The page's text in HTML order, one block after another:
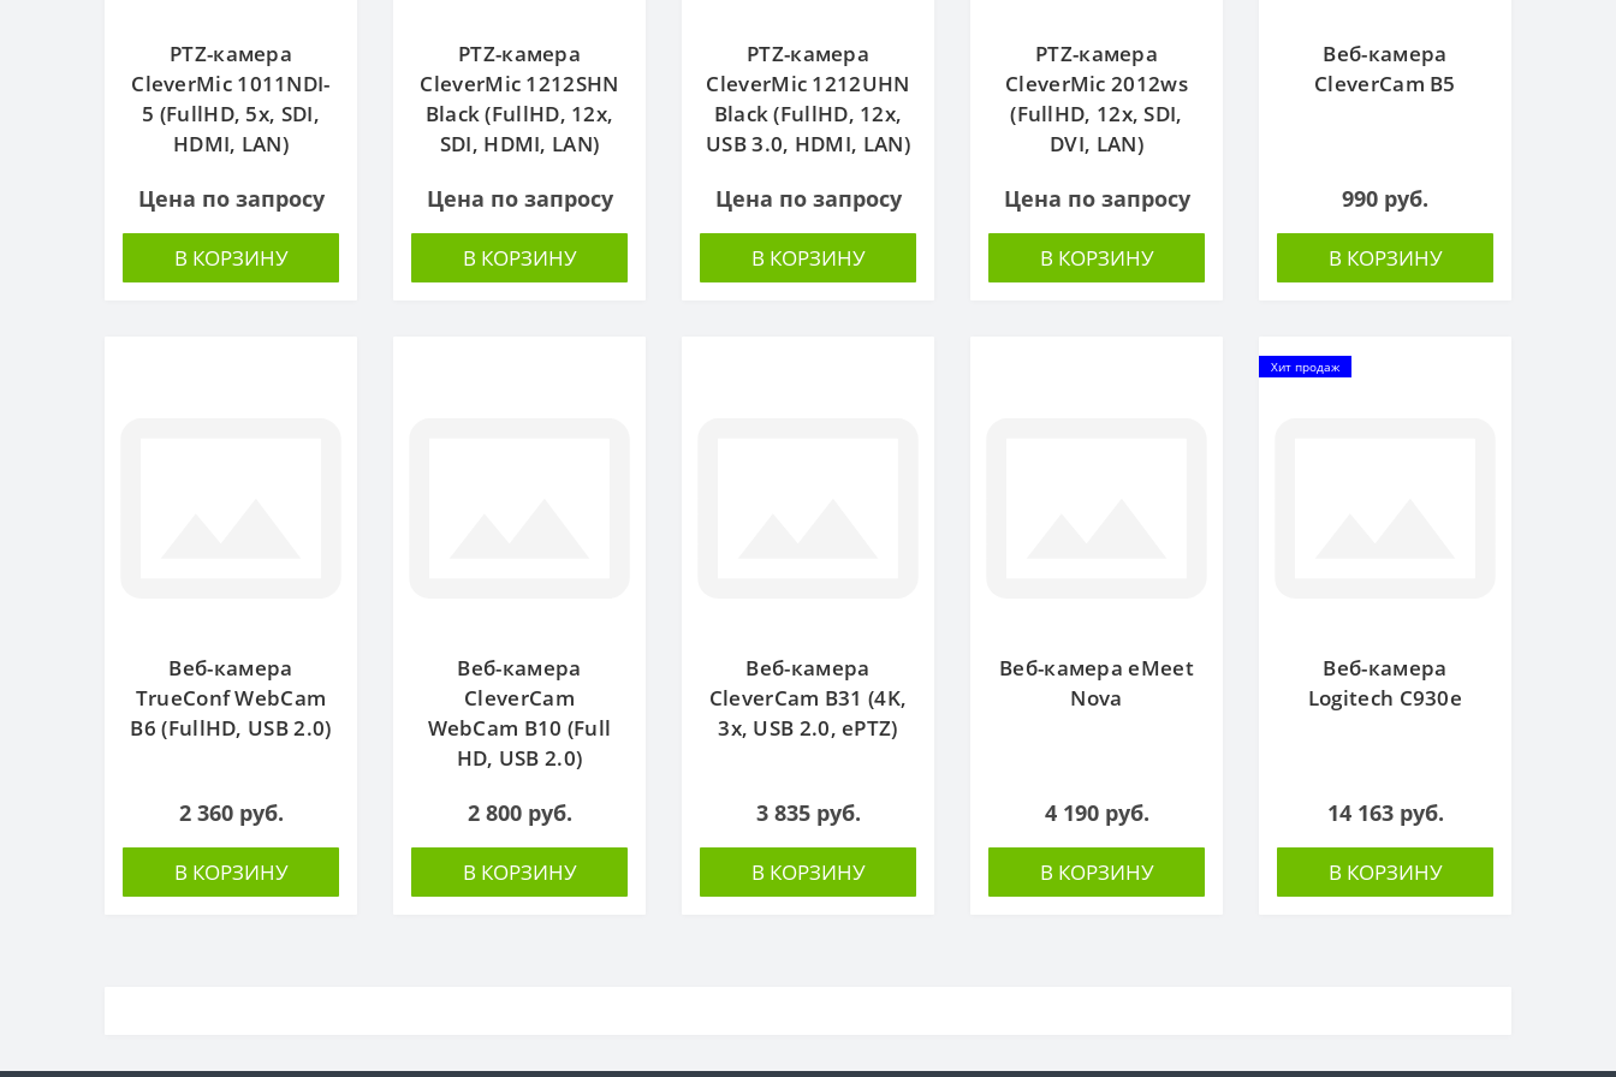
PTZ-камера
CleverMic 1011NDI-
5 (FullHD, 5x, SDI,
HDMI, LAN)
Цена по запросу
В КОРЗИНУ
PTZ-камера
CleverMic 1212SHN
Black (FullHD, 12x,
SDI, HDMI, LAN)
Цена по запросу
В КОРЗИНУ
PTZ-камера
CleverMic 1212UHN
Black (FullHD, 12x,
USB 3.0, HDMI, LAN)
Цена по запросу
В КОРЗИНУ
PTZ-камера
CleverMic 2012ws
(FullHD, 12x, SDI,
DVI, LAN)
Цена по запросу
В КОРЗИНУ
Веб-камера
CleverCam B5
990 руб.
В КОРЗИНУ
Веб-камера
TrueConf WebCam
B6 (FullHD, USB 2.0)
2 360 руб.
В КОРЗИНУ
Веб-камера
CleverCam
WebCam B10 (Full
HD, USB 2.0)
2 800 руб.
В КОРЗИНУ
Веб-камера
CleverCam B31 (4K,
3x, USB 2.0, ePTZ)
3 835 руб.
В КОРЗИНУ
Веб-камера eMeet
Nova
4 190 руб.
В КОРЗИНУ
Хит продаж
Веб-камера
Logitech C930e
14 163 руб.
В КОРЗИНУ